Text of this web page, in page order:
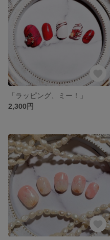
「ラッピング、ミー！」
2,300円